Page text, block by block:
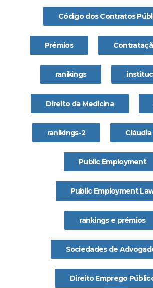
Código dos Contratos
Prémios
ranikings
Direito da Medicina
ranikings-2
Public Employment
Public Employment
rankings e prémios
Sociedades de
Direito Emprego